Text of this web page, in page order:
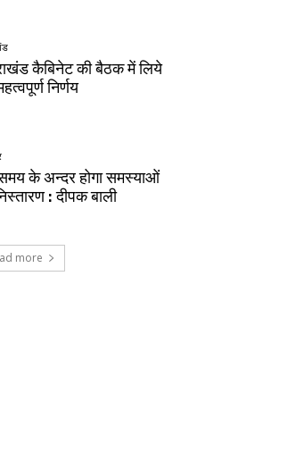
कैबिनेट की बैठक में लिये
निर्णय
के अन्दर होगा समस्याओं
: दीपक बाली
more